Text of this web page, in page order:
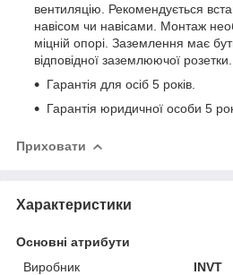
вентиляцію. Рекомендується
навісом чи навісами. Монтаж
міцній опорі. Заземлення має
відповідної заземлюючої розетки.
Гарантія для осіб 5 років.
Гарантія юридичної особи 5
Приховати
Характеристики
Основні атрибути
Виробник
INVT